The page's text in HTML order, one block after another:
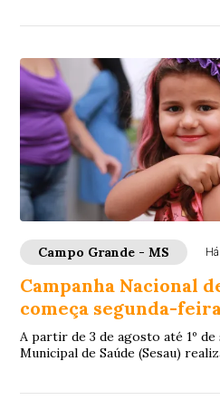
Campo Grande - MS
Campanha Nacional
começa segunda-
A partir de 3 de agosto até 1º
Municipal de Saúde (Sesau)